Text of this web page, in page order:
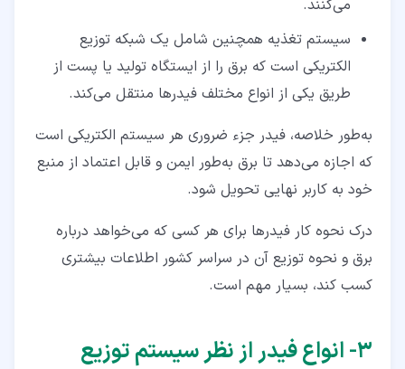
می‌کنند.
سیستم تغذیه همچنین شامل یک شبکه توزیع
الکتریکی است که برق را از ایستگاه تولید یا پست از
طریق یکی از انواع مختلف فیدرها منتقل می‌کند.
به‌طور خلاصه، فیدر جزء ضروری هر سیستم الکتریکی است
که اجازه می‌دهد تا برق به‌طور ایمن و قابل‌ اعتماد از منبع
خود به کاربر نهایی تحویل شود.
درک نحوه کار فیدرها برای هر کسی که می‌خواهد درباره
برق و نحوه توزیع آن در سراسر کشور اطلاعات بیشتری
کسب کند، بسیار مهم است.
۳‏- انواع فیدر از نظر سیستم توزیع